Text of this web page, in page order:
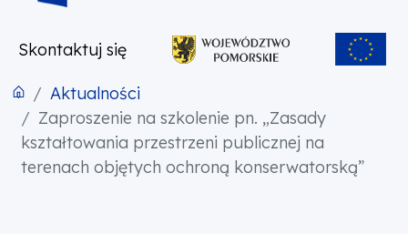
Skontaktuj się
Aktualności
Zaproszenie na szkolenie pn. „Zasady
kształtowania przestrzeni publicznej na
terenach objętych ochroną konserwatorską”